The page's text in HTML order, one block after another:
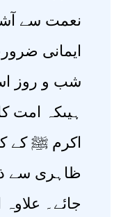
نعمت سے
ایمانی
شب و روز
ہیںکہ امت
اکرم ﷺ کے
ظاہری سے
جائے۔ علاوہ